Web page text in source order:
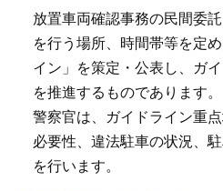
放置車両確認事務の民間委
を行う場所、時間帯等を定
イン」を策定・公表し、ガ
を推進するものであります。
警察官は、ガイドライン重
必要性、違法駐車の状況、
を行います。